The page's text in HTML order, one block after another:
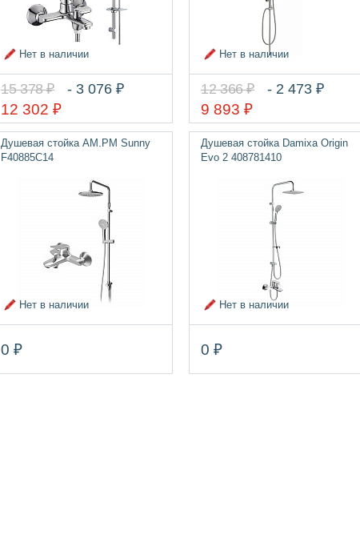
Нет в наличии
15 378 ₽ - 3 076 ₽
12 302 ₽
Нет в наличии
12 366 ₽ - 2 473 ₽
9 893 ₽
Душевая стойка AM.PM Sunny
F40885C14
Нет в наличии
0 ₽
Душевая стойка Damixa Origin
Evo 2 408781410
Нет в наличии
0 ₽